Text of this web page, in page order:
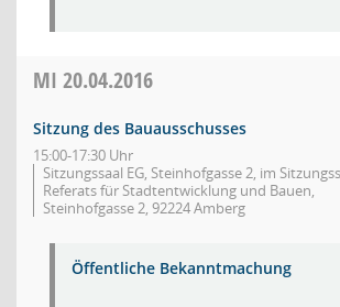
MI 20.04.2016
Sitzung des Bauausschusses
15:00-17:30 Uhr
Sitzungssaal EG, Steinhofgasse 2, im
Referats für Stadtentwicklung und Bauen,
Steinhofgasse 2, 92224 Amberg
Öffentliche Bekanntmachung